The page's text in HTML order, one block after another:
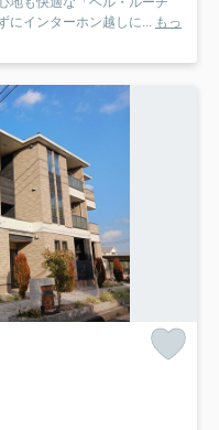
インターホン越しに... もっ